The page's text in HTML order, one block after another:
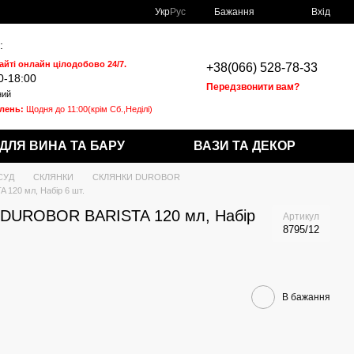
УкрРус Бажання Вхід
онлайн цілодобово 24/7.
18:00
Щодня до 11:00(крім Сб.,Неділі)
+38(066) 528-78-33
Передзвонити вам?
ВИНА ТА БАРУ ВАЗИ ТА ДЕКОР
СКЛЯНКИ
СКЛЯНКИ DUROBOR
120 мл, Набір 6 шт.
BARISTA 120 мл, Набір Артикул
8795/12
В бажання